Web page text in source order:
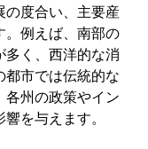
の度合い、主要産
。例えば、南部の
く、西洋的な消
都市では伝統的な
州の政策やイン
を与えます。